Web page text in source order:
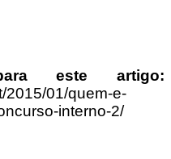
este artigo:
2015/01/quem-e-
interno-2/